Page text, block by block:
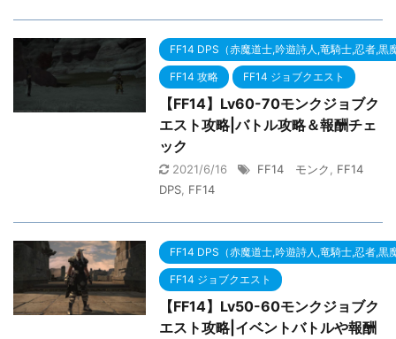
FF14 DPS（赤魔道士,吟遊詩人,竜騎士,忍者,
FF14 攻略 FF14 ジョブクエスト
【FF14】Lv60-70モンクジョブク
エスト攻略|バトル攻略＆報酬チェ
ック
2021/6/16 FF14 モンク
FF14
DPS FF14
FF14 DPS（赤魔道士,吟遊詩人,竜騎士,忍者,
FF14 ジョブクエスト
【FF14】Lv50-60モンクジョブク
エスト攻略|イベントバトルや報酬